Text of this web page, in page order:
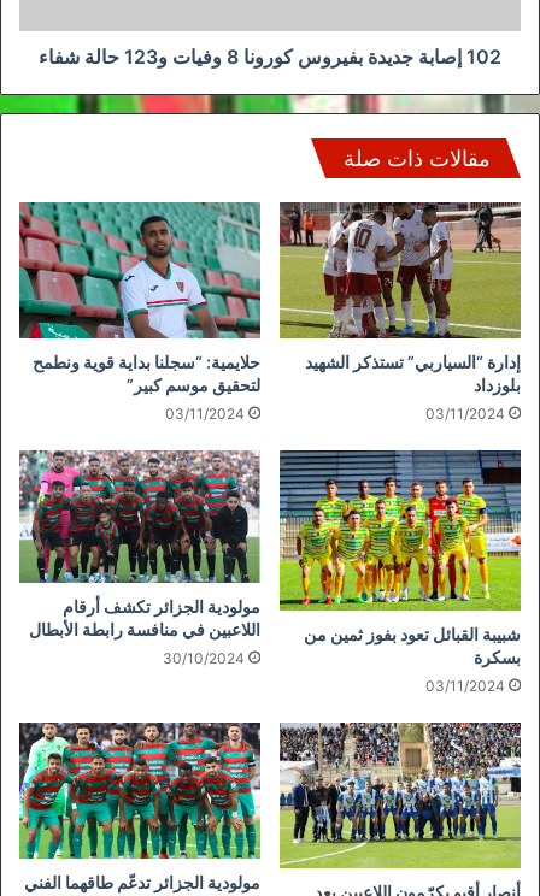
حالة
شفاء102 إصابة جديدة بفيروس كورونا 8 وفيات و123 حالة شفاء
مقالات ذات صلة
إدارة “السياربي” تستذكر الشهيد
بلوزداد
03/11/2024
حلايمية: “سجلنا بداية قوية ونطمح
لتحقيق موسم كبير”
03/11/2024
شبيبة القبائل تعود بفوز ثمين من
بسكرة
03/11/2024
مولودية الجزائر تكشف أرقام
اللاعبين في منافسة رابطة الأبطال
30/10/2024
أنصار أقبو يكرّمون اللاعبين بعد مولودية الجزائر تدعّم طاقهما الفني